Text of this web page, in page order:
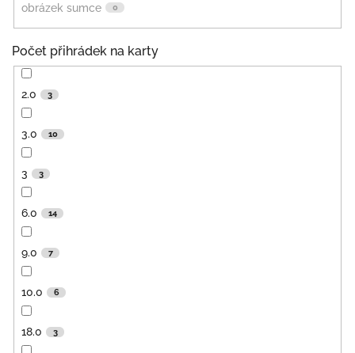
obrázek sumce 0
Počet přihrádek na karty
2.0 3
3.0 10
3 3
6.0 14
9.0 7
10.0 6
18.0 3